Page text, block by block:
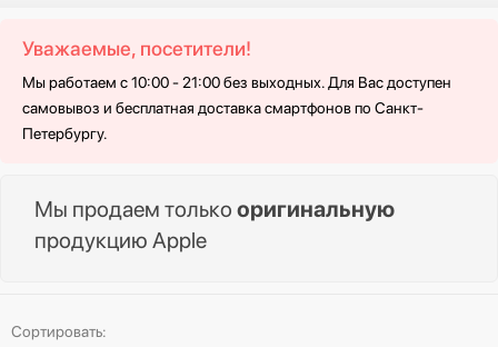
Уважаемые, посетители!
Мы работаем с 10:00 - 21:00 без выходных. Для Вас доступен
самовывоз и бесплатная доставка смартфонов по Санкт-
Петербургу.
Мы продаем только оригинальную
продукцию Apple
Сортировать: